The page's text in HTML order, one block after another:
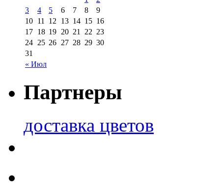
« Июл
3
4 5 6 7 8
9
10 11 12 13 14 15 16
17 18 19 20 21 22 23
24 25 26 27 28 29 30
31
Партнеры
доставка цветов